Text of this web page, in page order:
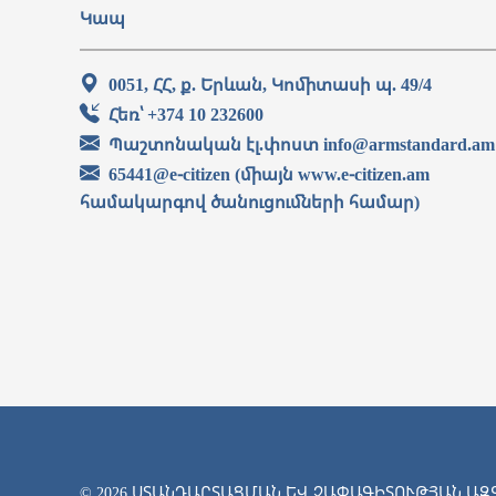
Կապ
0051, ՀՀ, ք. Երևան, Կոմիտասի պ. 49/4
Հեռ՝ +374 10 232600
Պաշտոնական էլ.փոստ info@armstandard.am
65441@e-citizen (միայն www.e-citizen.am
համակարգով ծանուցումների համար)